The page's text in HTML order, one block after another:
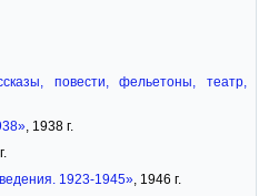
повести, фельетоны, театр,
, 1938 г.
1923-1945», 1946 г.